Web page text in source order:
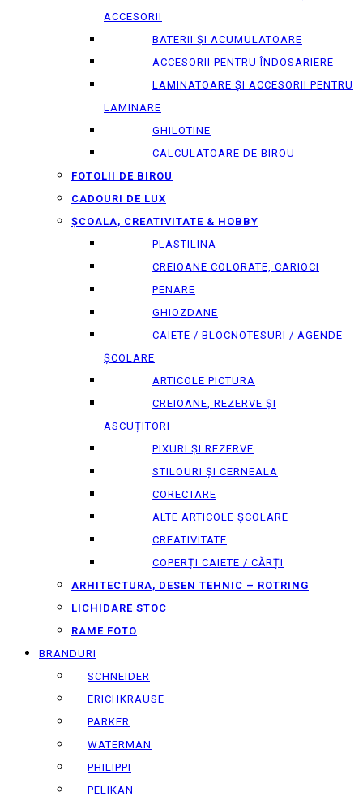
ACCESORII
BATERII ȘI ACUMULATOARE
ACCESORII PENTRU ÎNDOSARIERE
LAMINATOARE ȘI ACCESORII PENTRU
LAMINARE
GHILOTINE
CALCULATOARE DE BIROU
FOTOLII DE BIROU
CADOURI DE LUX
ȘCOALA, CREATIVITATE & HOBBY
PLASTILINA
CREIOANE COLORATE, CARIOCI
PENARE
GHIOZDANE
CAIETE / BLOCNOTESURI / AGENDE
ȘCOLARE
ARTICOLE PICTURA
CREIOANE, REZERVE ȘI
ASCUȚITORI
PIXURI ȘI REZERVE
STILOURI ȘI CERNEALA
CORECTARE
ALTE ARTICOLE ȘCOLARE
CREATIVITATE
COPERȚI CAIETE / CĂRȚI
ARHITECTURA, DESEN TEHNIC – ROTRING
LICHIDARE STOC
RAME FOTO
BRANDURI
SCHNEIDER
ERICHKRAUSE
PARKER
WATERMAN
PHILIPPI
PELIKAN